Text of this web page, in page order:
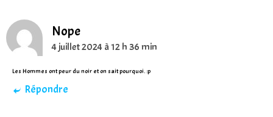
Nope
4 juillet 2024 à 12 h 36 min
Les Hommes ont peur du noir et on sait pourquoi. :p
Répondre